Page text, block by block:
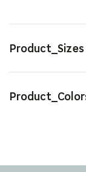
Product_Sizes
30 cm 40
80 cm 90